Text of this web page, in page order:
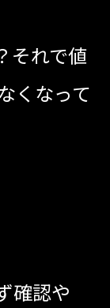
それで値
くなって
確認や